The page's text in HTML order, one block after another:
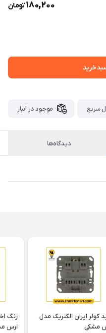
180,200تومان
سریع موجود در انبار
دیدگاه‌ها
کولر ایران الکتریک مدل
مشکی
زنگ
ارس